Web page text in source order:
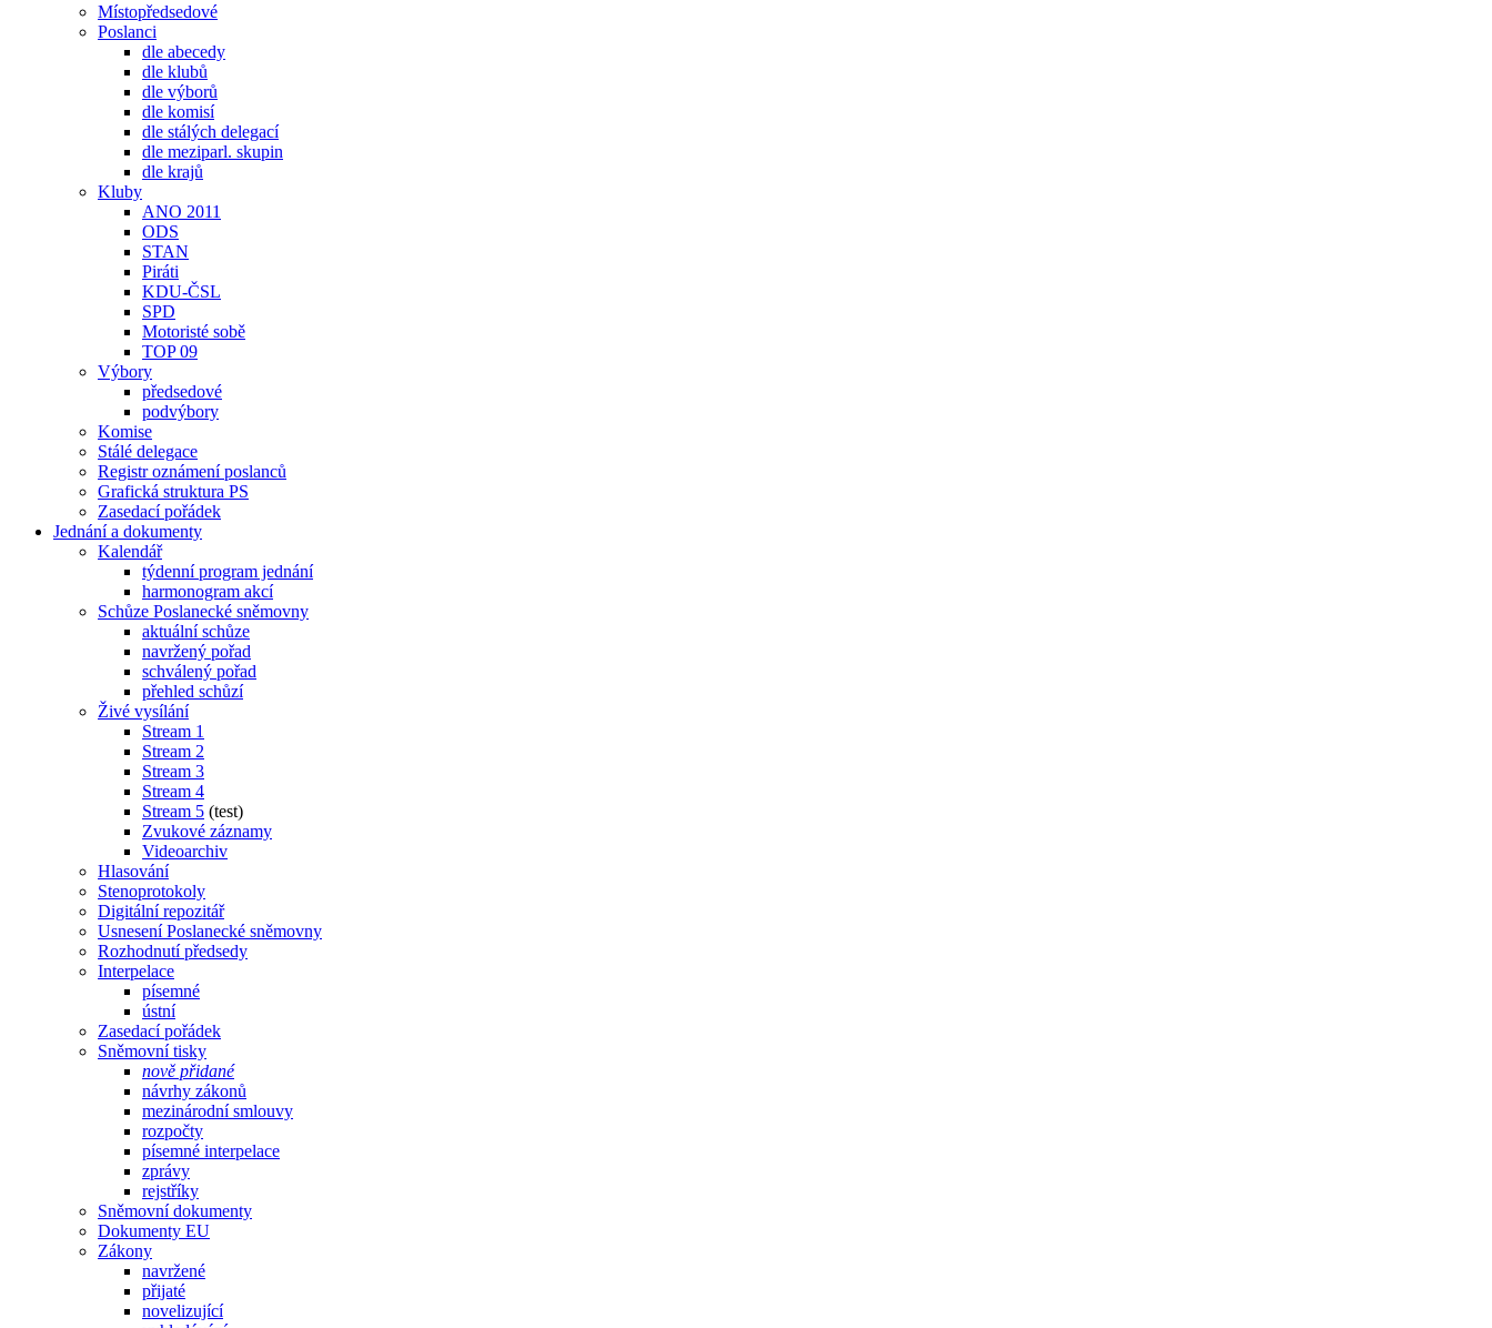
Místopředsedové
Poslanci
dle abecedy
dle klubů
dle výborů
dle komisí
dle stálých delegací
dle meziparl. skupin
dle krajů
Kluby
ANO 2011
ODS
STAN
Piráti
KDU-ČSL
SPD
Motoristé sobě
TOP 09
Výbory
předsedové
podvýbory
Komise
Stálé delegace
Registr oznámení poslanců
Grafická struktura PS
Zasedací pořádek
Jednání a dokumenty
Kalendář
týdenní program jednání
harmonogram akcí
Schůze Poslanecké sněmovny
aktuální schůze
navržený pořad
schválený pořad
přehled schůzí
Živé vysílání
Stream 1
Stream 2
Stream 3
Stream 4
Stream 5 (test)
Zvukové záznamy
Videoarchiv
Hlasování
Stenoprotokoly
Digitální repozitář
Usnesení Poslanecké sněmovny
Rozhodnutí předsedy
Interpelace
písemné
ústní
Zasedací pořádek
Sněmovní tisky
nově přidané
návrhy zákonů
mezinárodní smlouvy
rozpočty
písemné interpelace
zprávy
rejstříky
Sněmovní dokumenty
Dokumenty EU
Zákony
navržené
přijaté
novelizující